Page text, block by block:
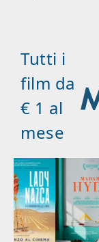
Tutti i
film da
€ 1 al
mese